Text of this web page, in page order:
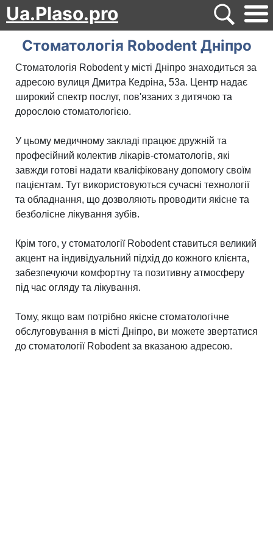
Ua.Plaso.pro
Стоматологія Robodent Дніпро
Стоматологія Robodent у місті Дніпро знаходиться за
адресою вулиця Дмитра Кедріна, 53а. Центр надає
широкий спектр послуг, пов'язаних з дитячою та
дорослою стоматологією.
У цьому медичному закладі працює дружній та
професійний колектив лікарів-стоматологів, які
завжди готові надати кваліфіковану допомогу своїм
пацієнтам. Тут використовуються сучасні технології
та обладнання, що дозволяють проводити якісне та
безболісне лікування зубів.
Крім того, у стоматології Robodent ставиться великий
акцент на індивідуальний підхід до кожного клієнта,
забезпечуючи комфортну та позитивну атмосферу
під час огляду та лікування.
Тому, якщо вам потрібно якісне стоматологічне
обслуговування в місті Дніпро, ви можете звертатися
до стоматології Robodent за вказаною адресою.